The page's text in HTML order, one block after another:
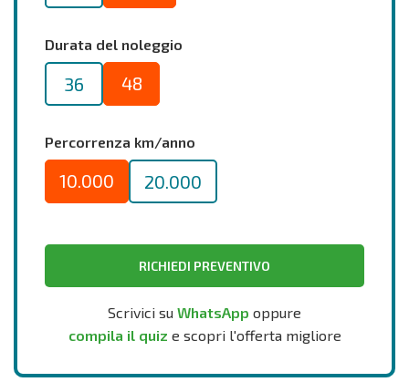
Durata del noleggio
36 48
Percorrenza km/anno
10.000 20.000
RICHIEDI PREVENTIVO
Scrivici su WhatsApp oppure
compila il quiz e scopri l'offerta migliore